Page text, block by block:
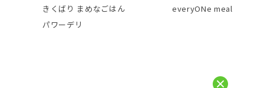
きくばり まめなごはん
パワーデリ
everyONe meal